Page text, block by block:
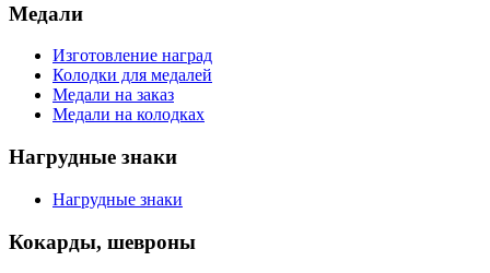
Медали
Изготовление наград
Колодки для медалей
Медали на заказ
Медали на колодках
Нагрудные знаки
Нагрудные знаки
Кокарды, шевроны